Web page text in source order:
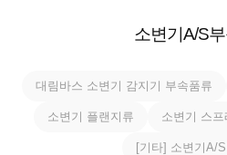
소변기A/S
대림바스 소변기 감지기 부속품류
소변기 플랜지류 소변기 스프
[기타] 소변기A/